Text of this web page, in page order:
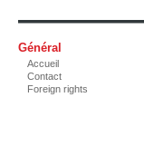
Général
Accueil
Contact
Foreign rights